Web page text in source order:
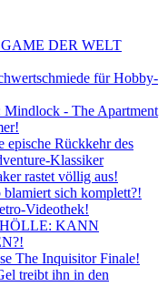
DER WELT
für Hobby-
- The Apartment
Rückkehr des
Klassiker
rastet völlig aus!
sich komplett?!
Videothek!
KANN
The Inquisitor Finale!
treibt ihn in den